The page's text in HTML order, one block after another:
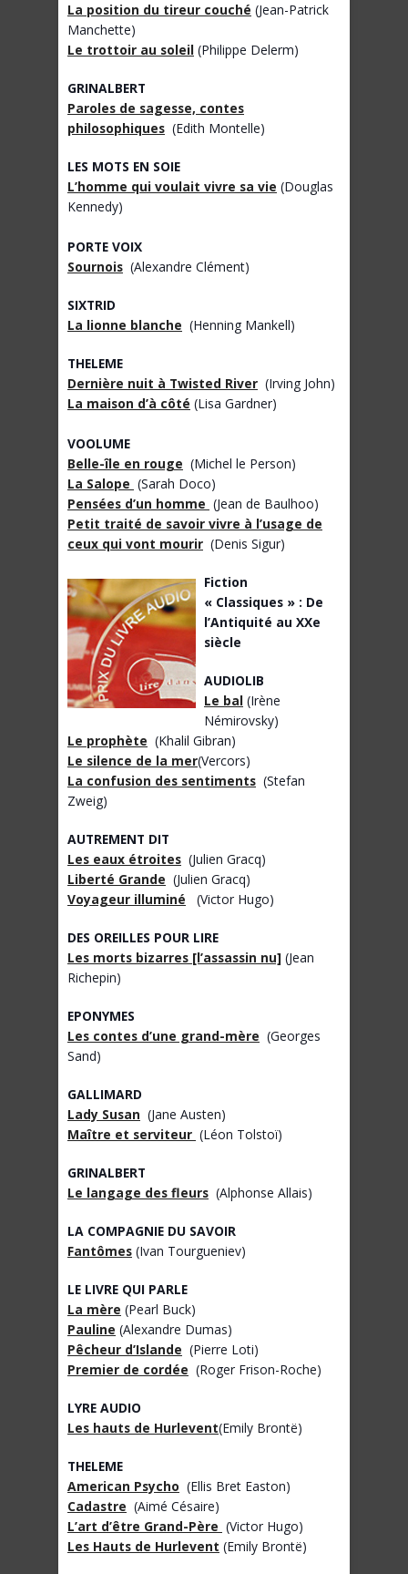
La position du tireur couché (Jean-Patrick
Manchette)
Le trottoir au soleil (Philippe Delerm)
GRINALBERT
Paroles de sagesse, contes
philosophiques (Edith Montelle)
LES MOTS EN SOIE
L’homme qui voulait vivre sa vie (Douglas
Kennedy)
PORTE VOIX
Sournois (Alexandre Clément)
SIXTRID
La lionne blanche (Henning Mankell)
THELEME
Dernière nuit à Twisted River (Irving John)
La maison d’à côté (Lisa Gardner)
VOOLUME
Belle-île en rouge (Michel le Person)
La Salope (Sarah Doco)
Pensées d’un homme (Jean de Baulhoo)
Petit traité de savoir vivre à l’usage de
ceux qui vont mourir (Denis Sigur)
Fiction
« Classiques » : De
l’Antiquité au XXe
siècle
AUDIOLIB
Le bal (Irène
Némirovsky)
Le prophète (Khalil Gibran)
Le silence de la mer(Vercors)
La confusion des sentiments (Stefan
Zweig)
AUTREMENT DIT
Les eaux étroites (Julien Gracq)
Liberté Grande (Julien Gracq)
Voyageur illuminé (Victor Hugo)
DES OREILLES POUR LIRE
Les morts bizarres [l’assassin nu] (Jean
Richepin)
EPONYMES
Les contes d’une grand-mère (Georges
Sand)
GALLIMARD
Lady Susan (Jane Austen)
Maître et serviteur (Léon Tolstoï)
GRINALBERT
Le langage des fleurs (Alphonse Allais)
LA COMPAGNIE DU SAVOIR
Fantômes (Ivan Tourgueniev)
LE LIVRE QUI PARLE
La mère (Pearl Buck)
Pauline (Alexandre Dumas)
Pêcheur d’Islande (Pierre Loti)
Premier de cordée (Roger Frison-Roche)
LYRE AUDIO
Les hauts de Hurlevent(Emily Brontë)
THELEME
American Psycho (Ellis Bret Easton)
Cadastre (Aimé Césaire)
L’art d’être Grand-Père (Victor Hugo)
Les Hauts de Hurlevent (Emily Brontë)